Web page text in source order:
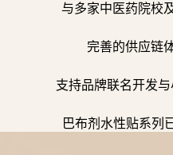
与多家中医药院校
完善的供应链
支持品牌联名开发
巴布剂水性贴系列